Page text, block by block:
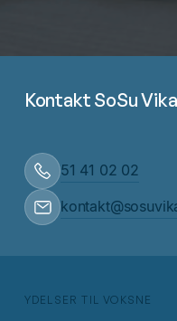
Kontakt SoSu
51 41 02 02
YDELSER TIL VOKSNE